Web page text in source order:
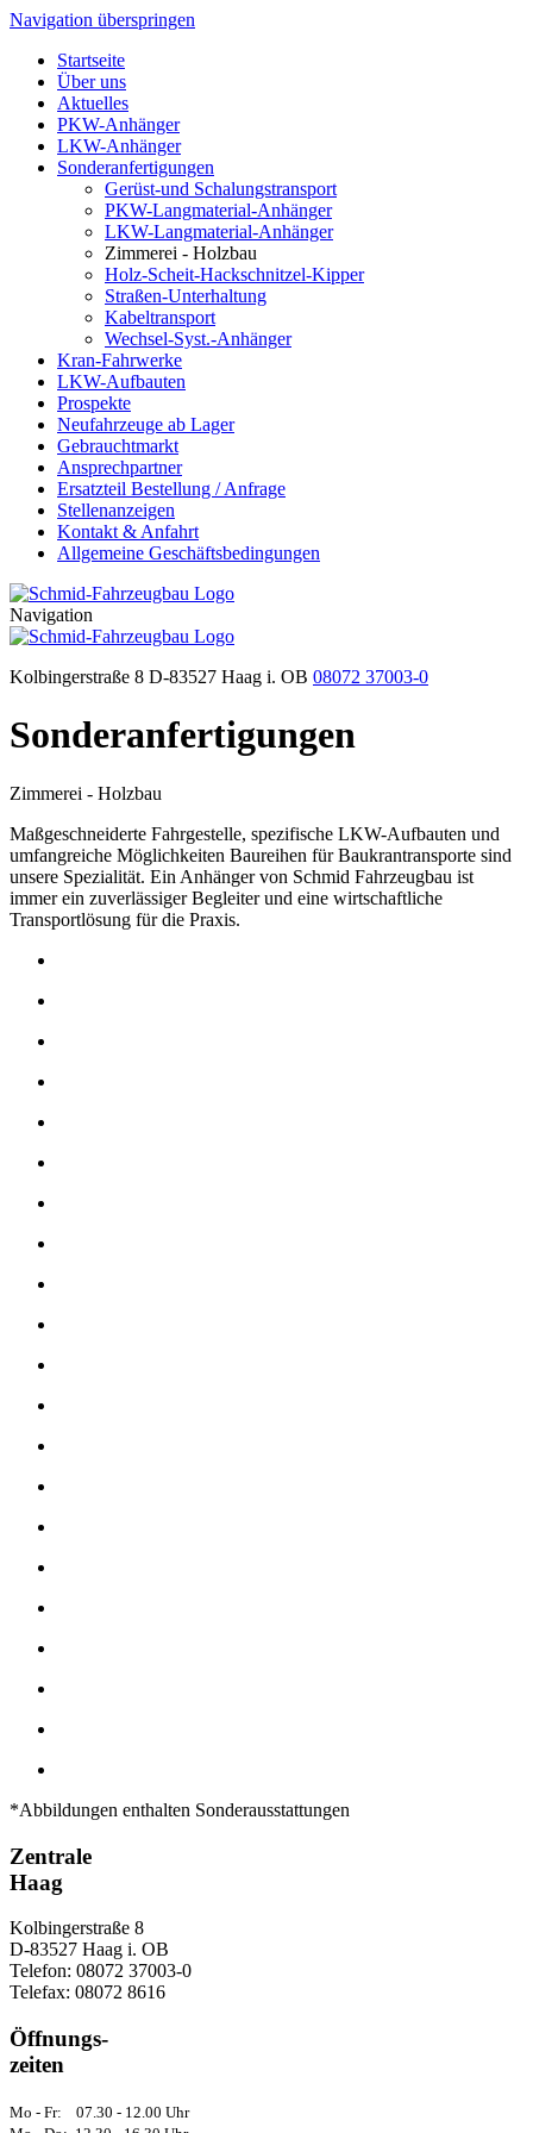
Navigation überspringen
Startseite
Über uns
Aktuelles
PKW-Anhänger
LKW-Anhänger
Sonderanfertigungen
Gerüst-und Schalungstransport
PKW-Langmaterial-Anhänger
LKW-Langmaterial-Anhänger
Zimmerei - Holzbau
Holz-Scheit-Hackschnitzel-Kipper
Straßen-Unterhaltung
Kabeltransport
Wechsel-Syst.-Anhänger
Kran-Fahrwerke
LKW-Aufbauten
Prospekte
Neufahrzeuge ab Lager
Gebrauchtmarkt
Ansprechpartner
Ersatzteil Bestellung / Anfrage
Stellenanzeigen
Kontakt & Anfahrt
Allgemeine Geschäftsbedingungen
Navigation
Kolbingerstraße 8 D-83527 Haag i. OB 08072 37003-0
Sonderanfertigungen
Zimmerei - Holzbau
Maßgeschneiderte Fahrgestelle, spezifische LKW-Aufbauten und
umfangreiche Möglichkeiten Baureihen für Baukrantransporte sind
unsere Spezialität. Ein Anhänger von Schmid Fahrzeugbau ist
immer ein zuverlässiger Begleiter und eine wirtschaftliche
Transportlösung für die Praxis.
*Abbildungen enthalten Sonderausstattungen
Zentrale
Haag
Kolbingerstraße 8
D-83527 Haag i. OB
Telefon: 08072 37003-0
Telefax: 08072 8616
Öffnungs-
zeiten
Mo - Fr: 07.30 - 12.00 Uhr